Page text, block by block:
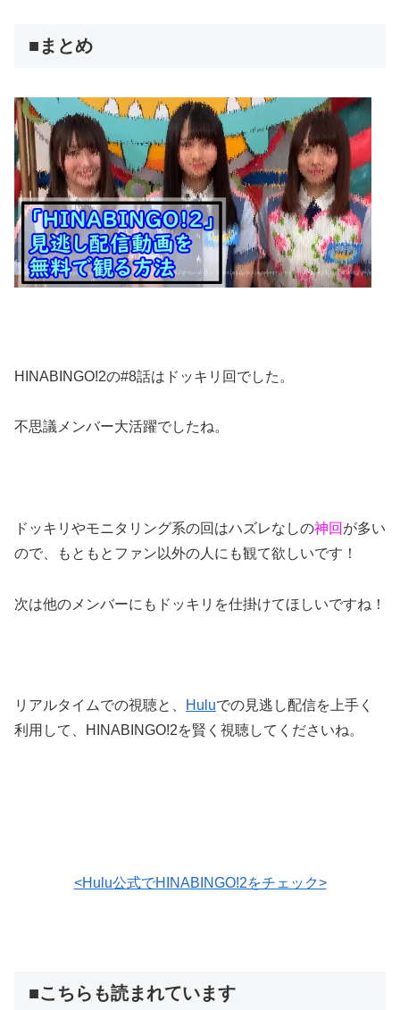
■まとめ
HINABINGO!2の#8話はドッキリ回でした。
不思議メンバー大活躍でしたね。
ドッキリやモニタリング系の回はハズレなしの神回 が多い
ので、もともとファン以外の人にも観て欲しいです！
次は他のメンバーにもドッキリを仕掛けてほしいですね！
リアルタイムでの視聴と、 Huluでの見逃し配信を上手く
利用して、HINABINGO!2を賢く視聴してくださいね。
<Hulu公式でHINABINGO!2をチェック>
■こちらも読まれています